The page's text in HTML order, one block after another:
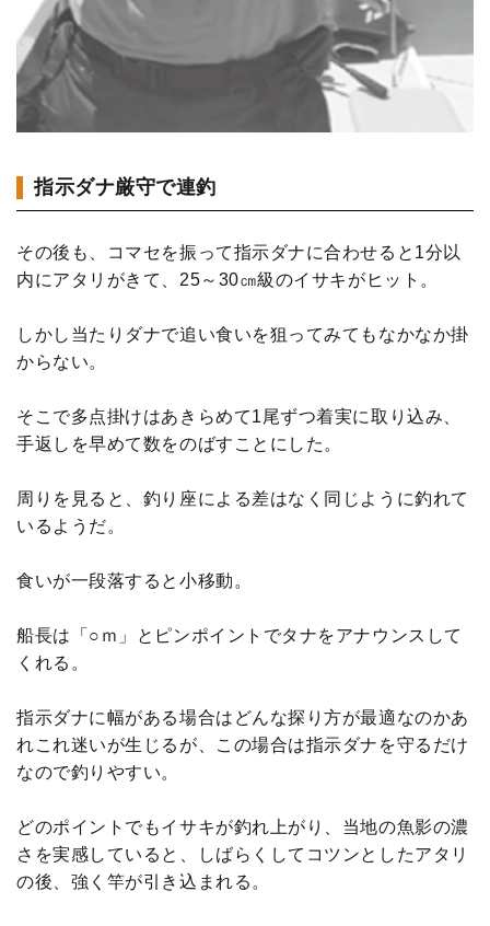
指示ダナ厳守で連釣
その後も、コマセを振って指示ダナに合わせると1分以
内にアタリがきて、25～30㎝級のイサキがヒット。
しかし当たりダナで追い食いを狙ってみてもなかなか掛
からない。
そこで多点掛けはあきらめて1尾ずつ着実に取り込み、
手返しを早めて数をのばすことにした。
周りを見ると、釣り座による差はなく同じように釣れて
いるようだ。
食いが一段落すると小移動。
船長は「○ｍ」とピンポイントでタナをアナウンスして
くれる。
指示ダナに幅がある場合はどんな探り方が最適なのかあ
れこれ迷いが生じるが、この場合は指示ダナを守るだけ
なので釣りやすい。
どのポイントでもイサキが釣れ上がり、当地の魚影の濃
さを実感していると、しばらくしてコツンとしたアタリ
の後、強く竿が引き込まれる。